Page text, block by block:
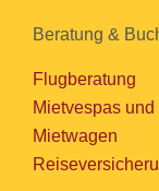
Beratung &
Flugberatung
Mietvespas
Mietwagen